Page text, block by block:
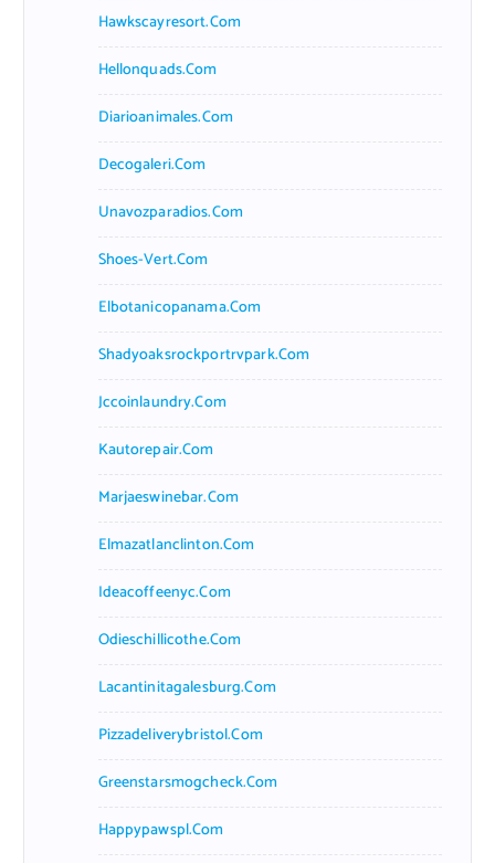
Hawkscayresort.com
Hellonquads.com
Diarioanimales.com
Decogaleri.com
Unavozparadios.com
Shoes-Vert.com
Elbotanicopanama.com
Shadyoaksrockportrvpark.com
Jccoinlaundry.com
Kautorepair.com
Marjaeswinebar.com
Elmazatlanclinton.com
Ideacoffeenyc.com
Odieschillicothe.com
Lacantinitagalesburg.com
Pizzadeliverybristol.com
Greenstarsmogcheck.com
Happypawspl.com